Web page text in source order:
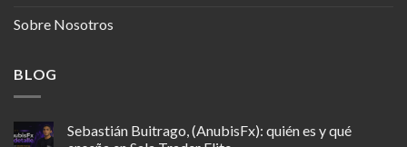
Sobre Nosotros
BLOG
Sebastián Buitrago, (AnubisFx): quién es y qué